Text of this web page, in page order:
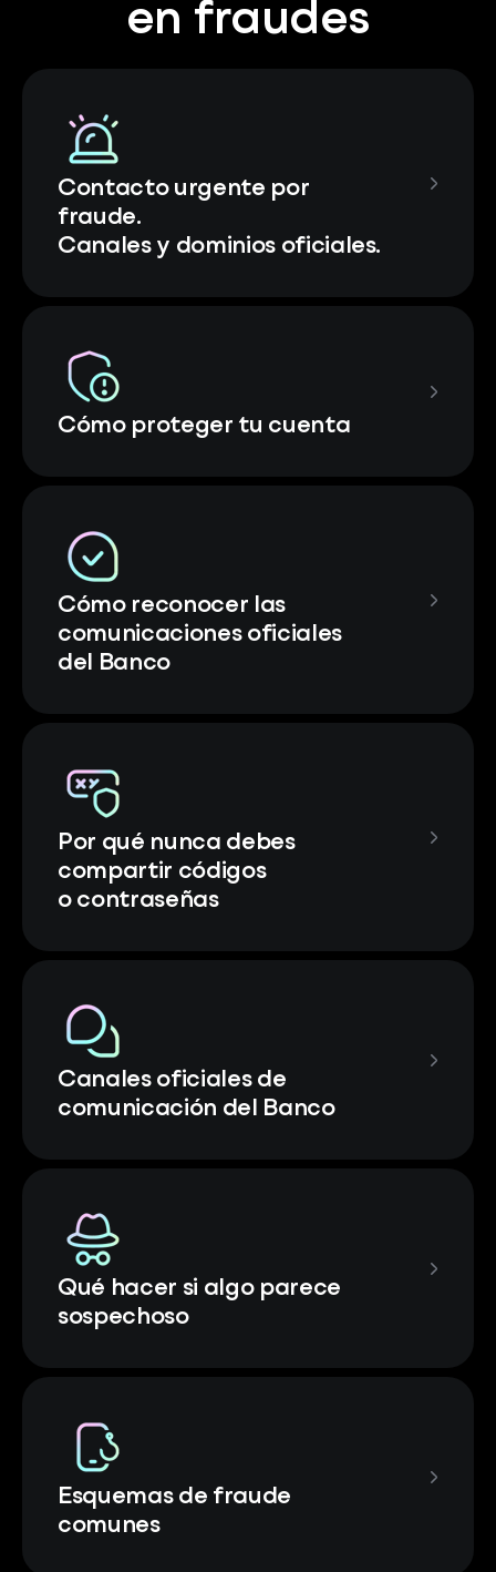
en fraudes
Contacto urgente por
fraude.
Canales y dominios oficiales.
Cómo proteger tu cuenta
Cómo reconocer las
comunicaciones oficiales
del Banco
Por qué nunca debes
compartir códigos
o contraseñas
Canales oficiales de
comunicación del Banco
Qué hacer si algo parece
sospechoso
Esquemas de fraude
comunes